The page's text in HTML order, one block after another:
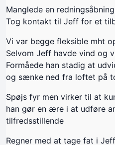
Manglede en
Tog kontakt til Jeff for et
Vi var begge fleksible mht
Selvom Jeff havde vind og
Formåede han stadig at
og sænke ned fra loftet på
Spøjs fyr men virker til at
han gør en ære i at udføre
tilfredsstillende
Regner med at tage fat i